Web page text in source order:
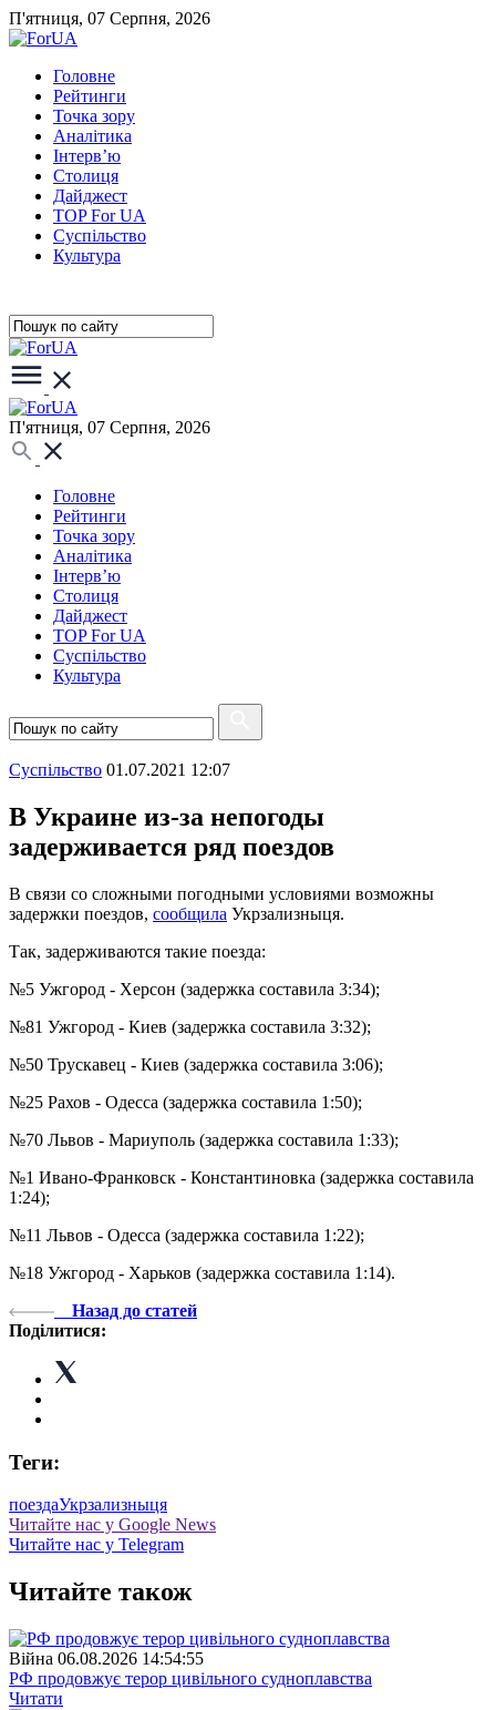
П'ятниця, 07 Серпня, 2026
Головне
Рейтинги
Точка зору
Аналітика
Інтерв’ю
Столиця
Дайджест
TOP For UA
Суспiльство
Культура
П'ятниця, 07 Серпня, 2026
Головне
Рейтинги
Точка зору
Аналітика
Інтерв’ю
Столиця
Дайджест
TOP For UA
Суспiльство
Культура
Суспiльство 01.07.2021 12:07
В Украине из-за непогоды
задерживается ряд поездов
В связи со сложными погодными условиями возможны
задержки поездов, сообщила Укрзализныця.
Так, задерживаются такие поезда:
№5 Ужгород - Херсон (задержка составила 3:34);
№81 Ужгород - Киев (задержка составила 3:32);
№50 Трускавец - Киев (задержка составила 3:06);
№25 Рахов - Одесса (задержка составила 1:50);
№70 Львов - Мариуполь (задержка составила 1:33);
№1 Ивано-Франковск - Константиновка (задержка составила
1:24);
№11 Львов - Одесса (задержка составила 1:22);
№18 Ужгород - Харьков (задержка составила 1:14).
Назад до статей
Поділитися:
Теги:
поездаУкрзализныця
Читайте нас у Google News
Читайте нас у Telegram
Читайте також
Війна 06.08.2026 14:54:55
РФ продовжує терор цивільного судноплавства
Читати